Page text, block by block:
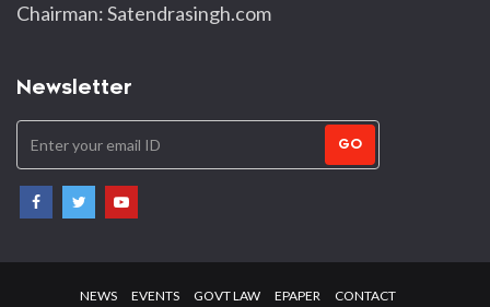
Chairman: Satendrasingh.com
Newsletter
GO
NEWS EVENTS GOVT LAW EPAPER CONTACT